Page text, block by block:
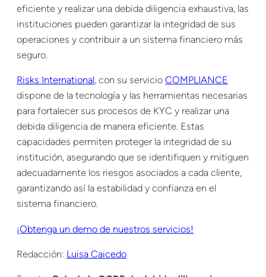
eficiente y realizar una debida diligencia exhaustiva, las
instituciones pueden garantizar la integridad de sus
operaciones y contribuir a un sistema financiero más
seguro.
Risks International, con su servicio COMPLIANCE
dispone de la tecnología y las herramientas necesarias
para fortalecer sus procesos de KYC y realizar una
debida diligencia de manera eficiente. Estas
capacidades permiten proteger la integridad de su
institución, asegurando que se identifiquen y mitiguen
adecuadamente los riesgos asociados a cada cliente,
garantizando así la estabilidad y confianza en el
sistema financiero.
¡Obtenga un demo de nuestros servicios!
Redacción: Luisa Caicedo